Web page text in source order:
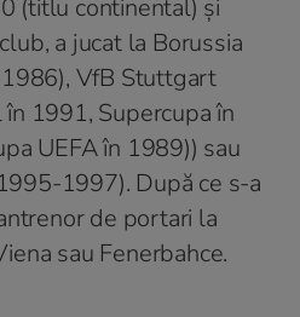
(titlu continental) și
a jucat la Borussia
VfB Stuttgart
1991, Supercupa în
UEFA în 1989)) sau
1997). După ce s-a
de portari la
sau Fenerbahce.